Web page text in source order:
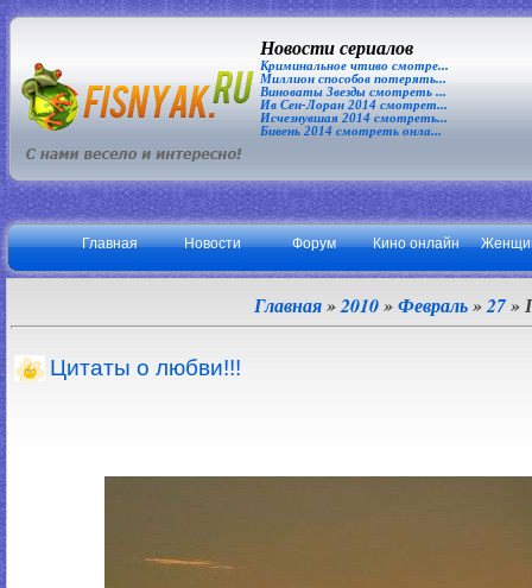
Новости сериалов
Криминальное чтиво смотре...
Миллион способов потерять...
Виноваты Звезды смотреть ...
Ив Сен-Лоран 2014 смотрет...
Исчезнувшая 2014 смотреть...
Бивень 2014 смотреть онла...
Главная Новости Форум Кино онлайн
Главная»2010»Февраль»27»
Цитаты о любви!!!